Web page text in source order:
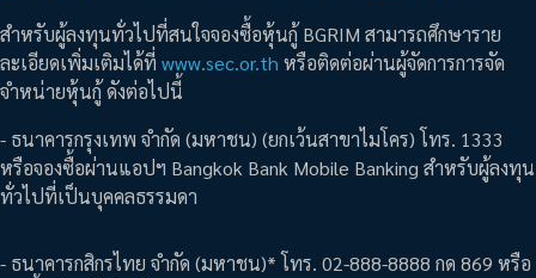
สำหรับผู้ลงทุนทั่วไปที่สนใจจองซื้อหุ้นกู้ BGRIM สามารถศึกษาราย
ละเอียดเพิ่มเติมได้ที่ www.sec.or.th หรือติดต่อผ่านผู้จัดการการจัด
จำหน่ายหุ้นกู้ ดังต่อไปนี้
- ธนาคารกรุงเทพ จำกัด (มหาชน) (ยกเว้นสาขาไมโคร) โทร. 1333
หรือจองซื้อผ่านแอปฯ Bangkok Bank Mobile Banking สำหรับผู้ลงทุน
ทั่วไปที่เป็นบุคคลธรรมดา
- ธนาคารกสิกรไทย จำกัด (มหาชน)* โทร. 02-888-8888 กด 869 หรือ